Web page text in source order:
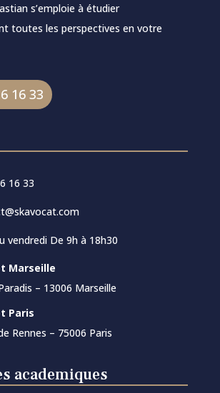
s’emploie à étudier
toutes les perspectives en votre
16 33
16 33
vendredi De 9h à 18h30
Marseille
– 13006 Marseille
Paris
Rennes – 75006 Paris
academiques